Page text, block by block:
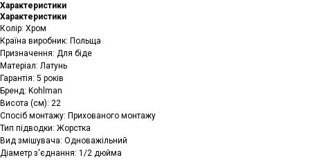
Характеристики
Характеристики
Колір: Хром
Країна виробник: Польща
Призначення: Для біде
Матеріал: Латунь
Гарантія: 5 років
Бренд: Kohlman
Висота (см): 22
Спосіб монтажу: Прихованого монтажу
Тип підводки: Жорстка
Вид змішувача: Одноважільний
Діаметр з'єднання: 1/2 дюйма